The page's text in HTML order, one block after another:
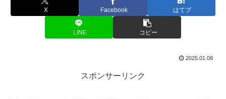
X Facebook はてブ
LINE コピー
2025.01.08
スポンサーリンク